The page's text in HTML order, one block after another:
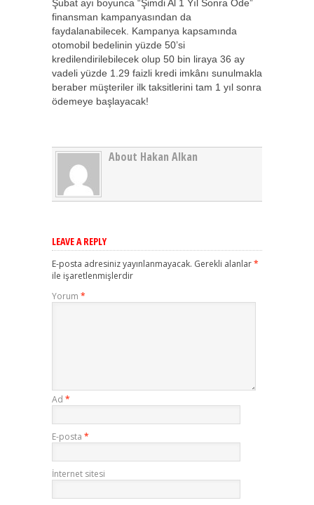
Şubat ayı boyunca “Şimdi Al 1 Yıl Sonra Öde”
finansman kampanyasından da
faydalanabilecek. Kampanya kapsamında
otomobil bedelinin yüzde 50’si
kredilendirilebilecek olup 50 bin liraya 36 ay
vadeli yüzde 1.29 faizli kredi imkânı sunulmakla
beraber müşteriler ilk taksitlerini tam 1 yıl sonra
ödemeye başlayacak!
About Hakan Alkan
LEAVE A REPLY
E-posta adresiniz yayınlanmayacak. Gerekli alanlar*
ile işaretlenmişlerdir
Yorum *
Ad *
E-posta *
İnternet sitesi